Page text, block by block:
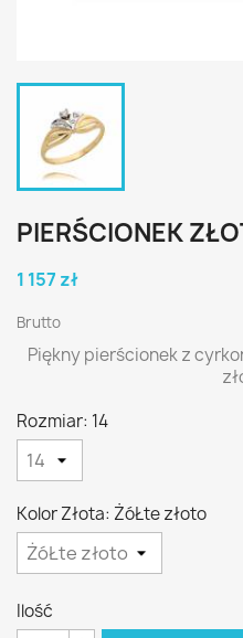
PIERŚCIONEK
1 157 zł
Brutto
Piękny pierścionek z
Rozmiar: 14
Kolor Złota: ŻóŁte złoto
Ilość